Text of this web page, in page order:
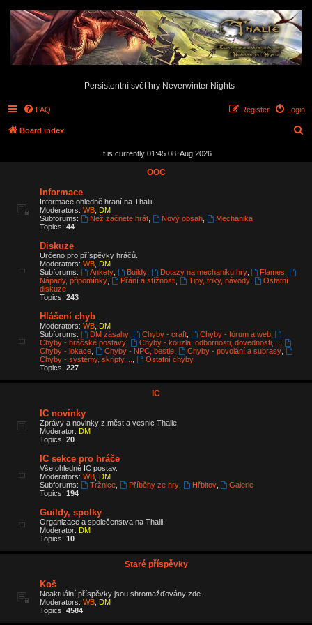
Persistentní svět hry Neverwinter Nights
FAQ Login
Register
Board index
a
It is currently 01:45 08. Aug 2026
OOC
Informace
Informace ohledně hraní na Thalii.
Moderators: WB DM
Subforums:
Než začnete hrát, Nový obsah,
Mechanika
Topics: 44
Diskuze
Určeno pro příspěvky hráčů.
Moderators: WB DM
Subforums:
Ankety, Buildy, Dotazy na mechaniku hry, Flames
Nápady, připomínky
Přání a stížnosti, Tipy, triky, návody,
Ostatní
diskuze
Topics: 243
Hlášení chyb
Moderators: WB DM
Subforums:
DM zásahy, Chyby - craft, Chyby - fórum a web,
Chyby - hráčské postavy
Chyby - kouzla, odbornosti, dovednosti,...
Chyby - lokace
Chyby - NPC, bestie, Chyby - povolání a subrasy,
Chyby - systémy, skripty,...
Ostatní chyby
Topics: 227
IC
IC novinky
Zprávy a novinky z měst a vesnic Thalie.
Moderator: DM
Topics: 20
IC sekce pro hráče
Vše ohledně IC postav.
Moderators: WB DM
Subforums:
Tržnice, Příběhy ze hry, Hřbitov,
Galerie
Topics: 194
Guildy, spolky
Organizace a společenstva na Thalii.
Moderator: DM
Topics: 10
Staré příspěvky
Koš
Neaktuální příspěvky jsou shromažďovány zde.
Moderators: WB DM
Topics: 4584